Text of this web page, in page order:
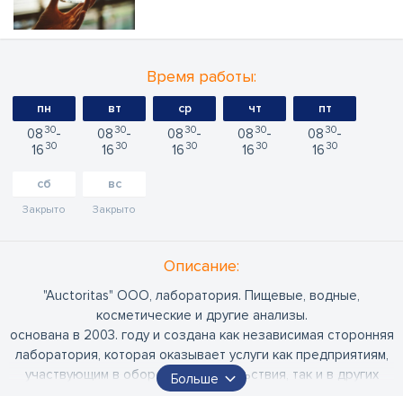
Время работы:
пн
08 30
16 30
вт
08 30
16 30
ср
08 30
16 30
чт
08 30
16 30
пт
08 30
16 30
сб
Закрыто
вс
Закрыто
Oписание:
"Auctoritas" ООО, лаборатория. Пищевые, водные,
косметические и другие анализы.
основана в 2003. году и создана как независимая сторонняя
лаборатория, которая оказывает услуги как предприятиям,
участвующим в обороте продовольствия, так и в других
Больше